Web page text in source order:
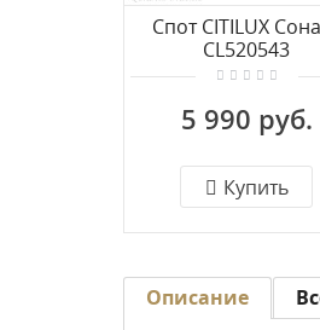
Спот CITILUX
CL520543
5 990 руб.
Купить
Описание